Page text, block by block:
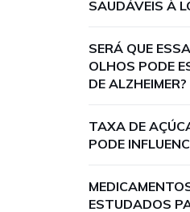
SAUDÁVEIS À
SERÁ QUE
OLHOS PODE
DE ALZHEIMER?
TAXA DE
PODE
ESTUDADOS